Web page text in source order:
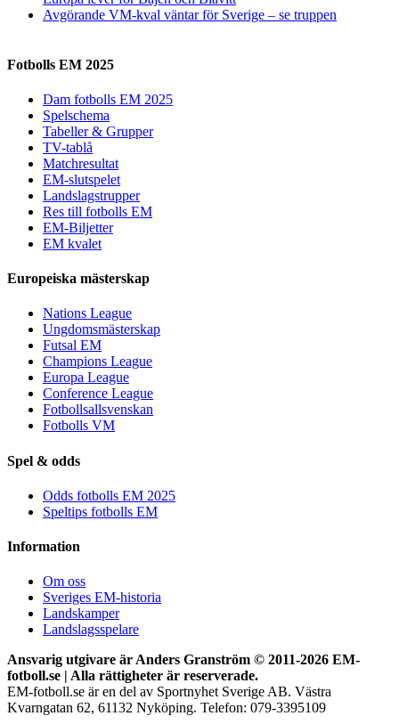
Avgörande VM-kval väntar för Sverige – se truppen
Fotbolls EM 2025
Dam fotbolls EM 2025
Spelschema
Tabeller & Grupper
TV-tablå
Matchresultat
EM-slutspelet
Landslagstrupper
Res till fotbolls EM
EM-Biljetter
EM kvalet
Europeiska mästerskap
Nations League
Ungdomsmästerskap
Futsal EM
Champions League
Europa League
Conference League
Fotbollsallsvenskan
Fotbolls VM
Spel & odds
Odds fotbolls EM 2025
Speltips fotbolls EM
Information
Om oss
Sveriges EM-historia
Landskamper
Landslagsspelare
Ansvarig utgivare är Anders Granström © 2011-2026 EM-
fotboll.se | Alla rättigheter är reserverade.
EM-fotboll.se är en del av Sportnyhet Sverige AB. Västra
Kvarngatan 62, 61132 Nyköping. Telefon: 079-3395109